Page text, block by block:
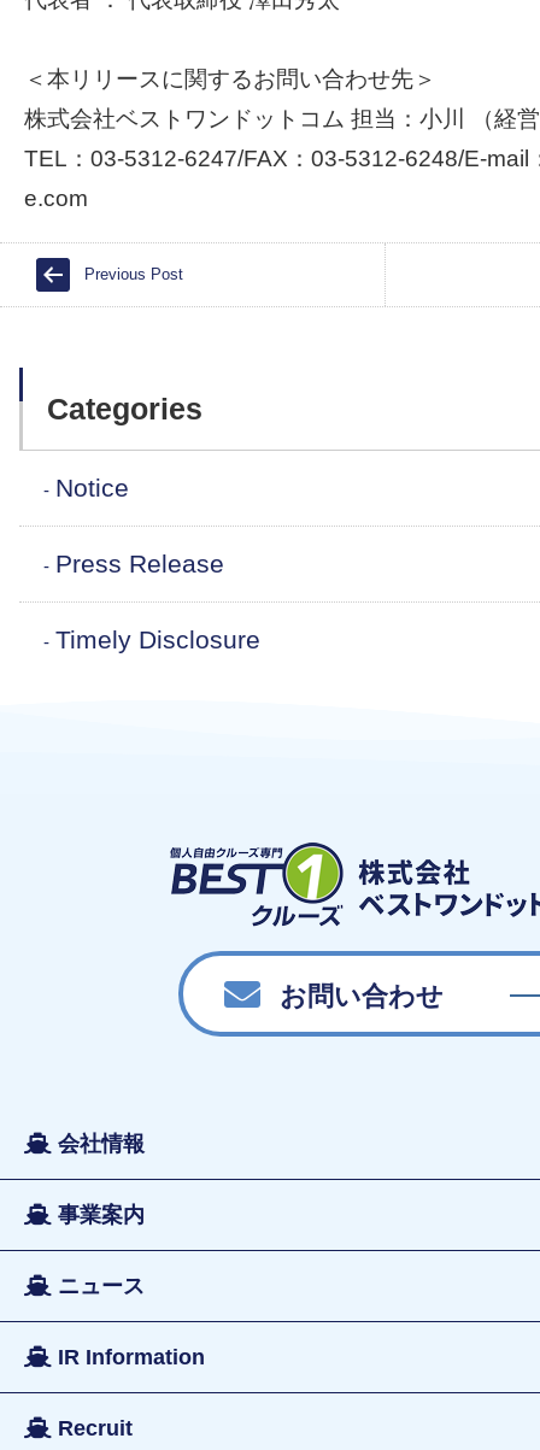
＜本リリースに関するお問い合わせ先＞
株式会社ベストワンドットコム 担当：小川 （経
TEL：03-5312-6247/FAX：03-5312-6248/E-mail
e.com
Previous Post
Categories
Notice
Press Release
Timely Disclosure
お問い合わせ
会社情報
事業案内
ニュース
IR Information
Recruit